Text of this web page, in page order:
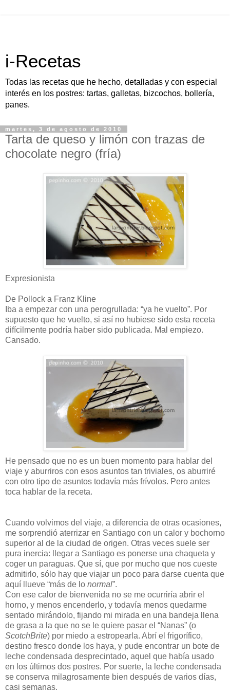
i-Recetas
Todas las recetas que he hecho, detalladas y con especial
interés en los postres: tartas, galletas, bizcochos, bollería,
panes.
martes, 3 de agosto de 2010
Tarta de queso y limón con trazas de
chocolate negro (fría)
Expresionista
De Pollock a Franz Kline
Iba a empezar con una perogrullada: “ya he vuelto”. Por
supuesto que he vuelto, si así no hubiese sido esta receta
difícilmente podría haber sido publicada. Mal empiezo.
Cansado.
He pensado que no es un buen momento para hablar del
viaje y aburriros con esos asuntos tan triviales, os aburriré
con otro tipo de asuntos todavía más frívolos. Pero antes
toca hablar de la receta.
Cuando volvimos del viaje, a diferencia de otras ocasiones,
me sorprendió aterrizar en Santiago con un calor y bochorno
superior al de la ciudad de origen. Otras veces suele ser
pura inercia: llegar a Santiago es ponerse una chaqueta y
coger un paraguas. Que sí, que por mucho que nos cueste
admitirlo, sólo hay que viajar un poco para darse cuenta que
aquí llueve “más de lo normal”.
Con ese calor de bienvenida no se me ocurriría abrir el
horno, y menos encenderlo, y todavía menos quedarme
sentado mirándolo, fijando mi mirada en una bandeja llena
de grasa a la que no se le quiere pasar el “Nanas” (o
ScotchBrite) por miedo a estropearla. Abrí el frigorífico,
destino fresco donde los haya, y pude encontrar un bote de
leche condensada desprecintado, aquel que había usado
en los últimos dos postres. Por suerte, la leche condensada
se conserva milagrosamente bien después de varios días,
casi semanas.